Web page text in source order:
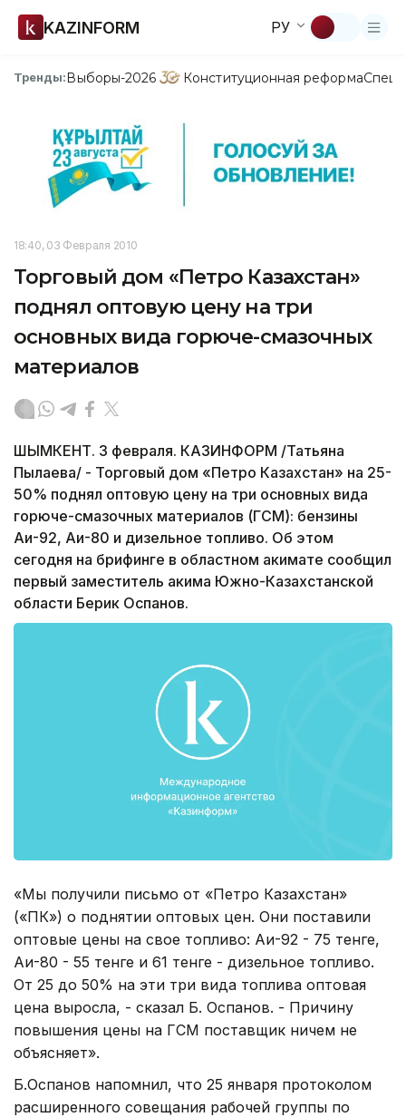
KAZINFORM РУ
Тренды:Выборы-2026 Конституционная реформа
18:40, 03 Февраля 2010
Торговый дом «Петро Казахстан»
поднял оптовую цену на три
основных вида горюче-смазочных
материалов
ШЫМКЕНТ. 3 февраля. КАЗИНФОРМ /Татьяна
Пылаева/ - Торговый дом «Петро Казахстан» на 25-
50% поднял оптовую цену на три основных вида
горюче-смазочных материалов (ГСМ): бензины
Аи-92, Аи-80 и дизельное топливо. Об этом
сегодня на брифинге в областном акимате сообщил
первый заместитель акима Южно-Казахстанской
области Берик Оспанов.
«Мы получили письмо от «Петро Казахстан»
(«ПК») о поднятии оптовых цен. Они поставили
оптовые цены на свое топливо: Аи-92 - 75 тенге,
Аи-80 - 55 тенге и 61 тенге - дизельное топливо.
От 25 до 50% на эти три вида топлива оптовая
цена выросла, - сказал Б. Оспанов. - Причину
повышения цены на ГСМ поставщик ничем не
объясняет».
Б.Оспанов напомнил, что 25 января протоколом
расширенного совещания рабочей группы по